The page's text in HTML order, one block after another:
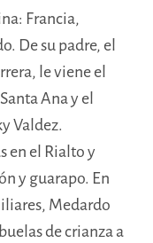
Francia,
De su padre, el
le viene el
Ana y el
Valdez.
en el Rialto y
y guarapo. En
Medardo
de crianza a